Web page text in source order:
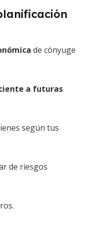
de cónyuge
a futuras
según tus
de riesgos